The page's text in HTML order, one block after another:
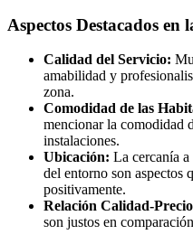
Aspectos Destacados en
Calidad del Servicio:
amabilidad y
zona.
Comodidad de las
mencionar la comodidad
instalaciones.
Ubicación: La cercanía
del entorno son aspectos
positivamente.
Relación Calidad-
son justos en